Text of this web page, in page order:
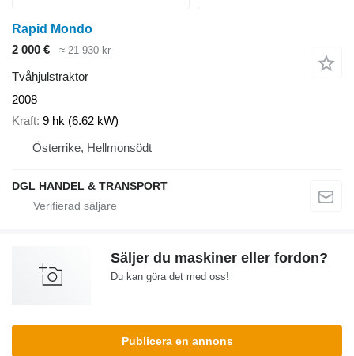
Rapid Mondo
2 000 €
≈ 21 930 kr
Tvåhjulstraktor
2008
Kraft 9 hk (6.62 kW)
Österrike, Hellmonsödt
DGL HANDEL & TRANSPORT
Säljer du maskiner eller fordon?
Du kan göra det med oss!
Publicera en annons